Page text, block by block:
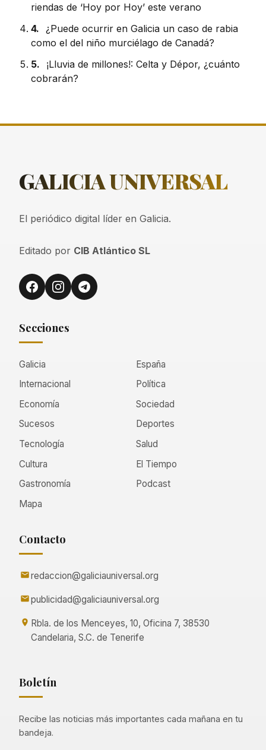
riendas de ‘Hoy por Hoy’ este verano
4.
¿Puede ocurrir en Galicia un caso de rabia
como el del niño murciélago de Canadá?
5.
¡Lluvia de millones!: Celta y Dépor, ¿cuánto
cobrarán?
GALICIAUNIVERSAL
El periódico digital líder en Galicia.
Editado por CIB Atlántico SL
Secciones
Galicia
España
Internacional
Política
Economía
Sociedad
Sucesos
Deportes
Tecnología
Salud
Cultura
El Tiempo
Gastronomía
Podcast
Mapa
Contacto
redaccion@galiciauniversal.org
publicidad@galiciauniversal.org
Rbla. de los Menceyes, 10, Oficina 7, 38530
Candelaria, S.C. de Tenerife
Boletín
Recibe las noticias más importantes cada mañana en tu
bandeja.